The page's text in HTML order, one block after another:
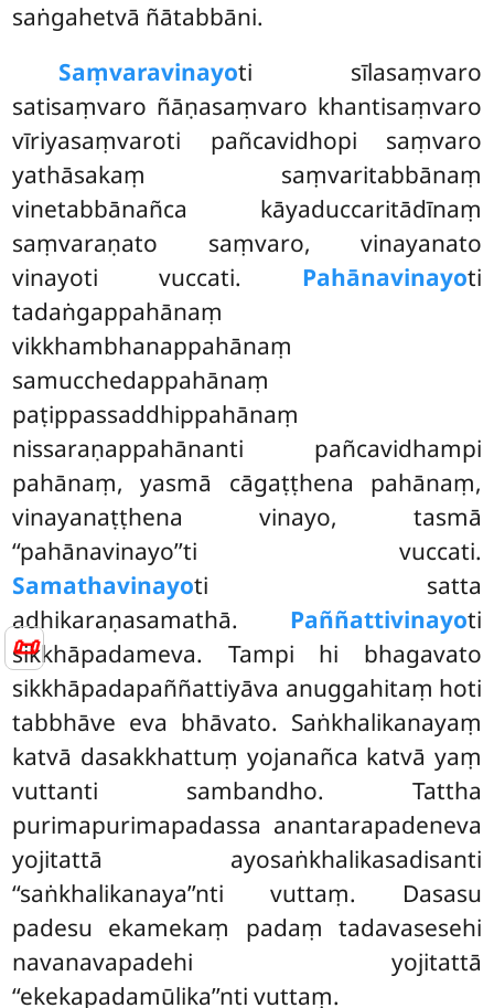
📜
saṅgahetvā ñātabbāni.
Saṃvaravinayoti sīlasaṃvaro
satisaṃvaro ñāṇasaṃvaro khantisaṃvaro
vīriyasaṃvaroti pañcavidhopi saṃvaro
yathāsakaṃ saṃvaritabbānaṃ
vinetabbānañca kāyaduccaritādīnaṃ
saṃvaraṇato saṃvaro, vinayanato
vinayoti vuccati. Pahānavinayoti
tadaṅgappahānaṃ
vikkhambhanappahānaṃ
samucchedappahānaṃ
paṭippassaddhippahānaṃ
nissaraṇappahānanti pañcavidhampi
pahānaṃ, yasmā cāgaṭṭhena pahānaṃ,
vinayanaṭṭhena vinayo, tasmā
‘‘pahānavinayo’’ti vuccati.
Samathavinayoti satta
adhikaraṇasamathā. Paññattivinayoti
sikkhāpadameva. Tampi hi bhagavato
sikkhāpadapaññattiyāva anuggahitaṃ hoti
tabbhāve eva bhāvato. Saṅkhalikanayaṃ
katvā dasakkhattuṃ yojanañca katvā yaṃ
vuttanti sambandho. Tattha
purimapurimapadassa anantarapadeneva
yojitattā ayosaṅkhalikasadisanti
‘‘saṅkhalikanaya’’nti vuttaṃ. Dasasu
padesu ekamekaṃ padaṃ tadavasesehi
navanavapadehi yojitattā
‘‘ekekapadamūlika’’nti vuttaṃ.